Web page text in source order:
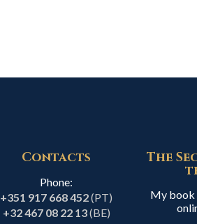
Contacts
Phone:
+351 917 668 452(PT)
+32 467 08 22 13(BE)
The
My book